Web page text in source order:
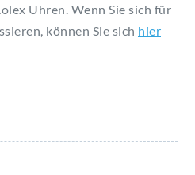
Uhren. Wenn Sie sich für
können Sie sich hier